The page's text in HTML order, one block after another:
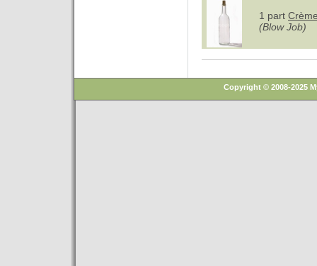
1 part
(Blow Job)
Copyright © 2008-2025